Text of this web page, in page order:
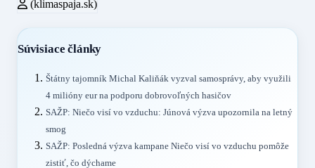
(klimaspaja.sk)
Súvisiace články
Štátny tajomník Michal Kaliňák vyzval samosprávy, aby využili
4 milióny eur na podporu dobrovoľných hasičov
SAŽP: Niečo visí vo vzduchu: Júnová výzva upozornila na letný
smog
SAŽP: Posledná výzva kampane Niečo visí vo vzduchu pomôže
zistiť, čo dýchame